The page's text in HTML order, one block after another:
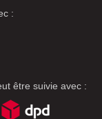
:
être suivie avec :